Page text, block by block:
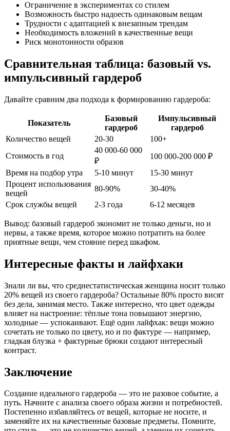
Ограничение в экспериментах со стилем
Возможность быстро надоесть одинаковым вещам
Трудности с адаптацией к внезапным трендам
Необходимость вложений в качественные вещи
Риск монотонности образов
Сравнительная таблица: базовый vs.
импульсивный гардероб
Давайте сравним два подхода к формированию гардероба:
Показатель
Базовый
гардероб
Импульсивный
гардероб
Количество вещей
20-30
100+
Стоимость в год
40 000-60 000
₽
100 000-200 000 ₽
Время на подбор утра
5-10 минут
15-30 минут
Процент использования
вещей
80-90%
30-40%
Срок службы вещей
2-3 года 6-12 месяцев
Вывод: базовый гардероб экономит не только деньги, но и
нервы, а также время, которое можно потратить на более
приятные вещи, чем стояние перед шкафом.
Интересные факты и лайфхаки
Знали ли вы, что среднестатистическая женщина носит только
20% вещей из своего гардероба? Остальные 80% просто висят
без дела, занимая место. Также интересно, что цвет одежды
влияет на настроение: тёплые тона повышают энергию,
холодные — успокаивают. Ещё один лайфхак: вещи можно
сочетать не только по цвету, но и по фактуре — например,
гладкая блузка + фактурные брюки создают интересный
контраст.
Заключение
Создание идеального гардероба — это не разовое событие, а
путь. Начните с анализа своего образа жизни и потребностей.
Постепенно избавляйтесь от вещей, которые не носите, и
заменяйте их на качественные базовые предметы. Помните,